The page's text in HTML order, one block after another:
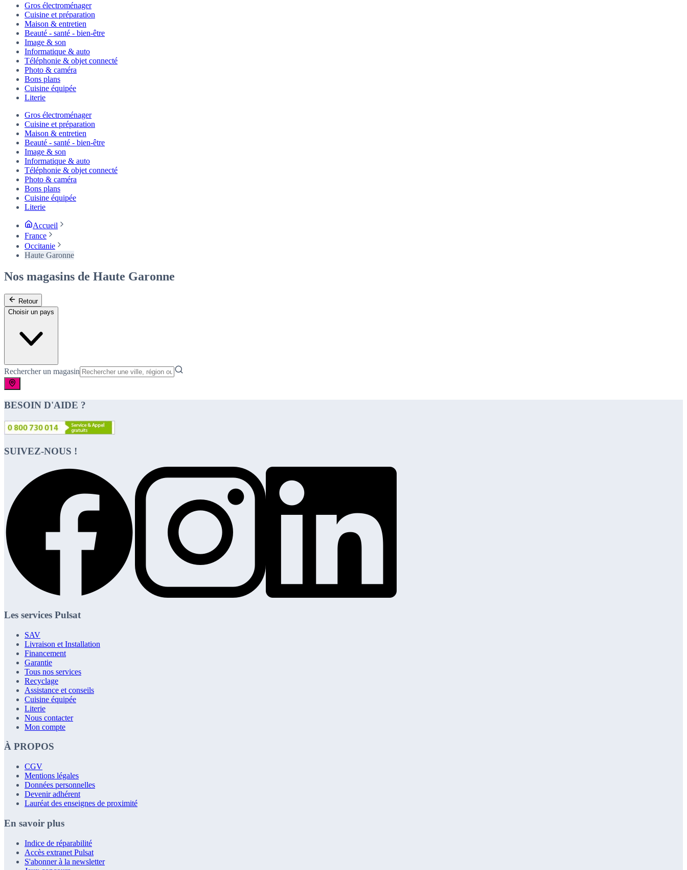
Gros électroménager
Cuisine et préparation
Maison & entretien
Beauté - santé - bien-être
Image & son
Informatique & auto
Téléphonie & objet connecté
Photo & caméra
Bons plans
Cuisine équipée
Literie
Gros électroménager
Cuisine et préparation
Maison & entretien
Beauté - santé - bien-être
Image & son
Informatique & auto
Téléphonie & objet connecté
Photo & caméra
Bons plans
Cuisine équipée
Literie
Accueil
France
Occitanie
Haute Garonne
Nos magasins de Haute Garonne
Retour
Choisir un pays
Rechercher un magasin
BESOIN D'AIDE ?
SUIVEZ-NOUS !
Les services Pulsat
SAV
Livraison et Installation
Financement
Garantie
Tous nos services
Recyclage
Assistance et conseils
Cuisine équipée
Literie
Nous contacter
Mon compte
À PROPOS
CGV
Mentions légales
Données personnelles
Devenir adhérent
Lauréat des enseignes de proximité
En savoir plus
Indice de réparabilité
Accès extranet Pulsat
S'abonner à la newsletter